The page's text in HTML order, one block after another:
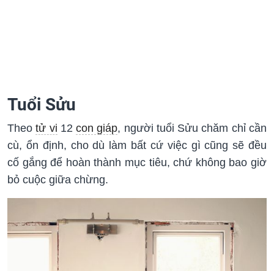
Tuổi Sửu
Theotử vi 12con giáp, người tuổi Sửu chăm chỉ cần
cù, ổn định, cho dù làm bất cứ việc gì cũng sẽ đều
cố gắng để hoàn thành mục tiêu, chứ không bao giờ
bỏ cuộc giữa chừng.